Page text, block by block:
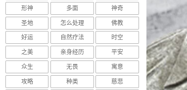
形神
多面
神奇
圣地
怎么处理
佛教
好运
自然疗法
时空
之美
亲身经历
平安
众生
无畏
寓意
攻略
种类
慈悲